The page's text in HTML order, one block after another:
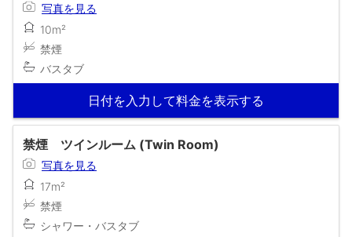
写真を見る
10m²
禁煙
バスタブ
日付を入力して料金を表示する
禁煙 ツインルーム (Twin Room)
写真を見る
17m²
禁煙
シャワー・バスタブ